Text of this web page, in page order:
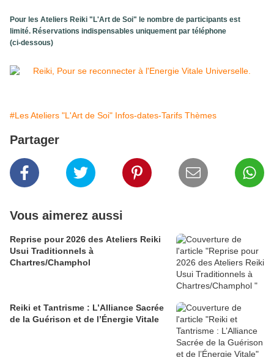
Pour les Ateliers Reiki "L'Art de Soi" le nombre de participants est
limité. Réservations indispensables uniquement par téléphone
(ci-dessous)
#Les Ateliers "L'Art de Soi" Infos-dates-Tarifs Thèmes
Partager
Vous aimerez aussi
Reprise pour 2026 des Ateliers Reiki
Usui Traditionnels à
Chartres/Champhol
Reiki et Tantrisme : L’Alliance Sacrée
de la Guérison et de l’Énergie Vitale